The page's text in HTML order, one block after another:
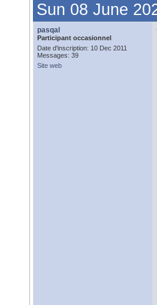
Sun 08 June
pasqal
Participant occasionnel
Date d'inscription: 10 Dec 2011
Messages: 39
Site web